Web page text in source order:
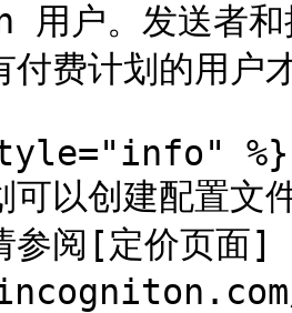
户。发送者
付费计划的用户
%}
可以创建配置文
参阅[定价页面]